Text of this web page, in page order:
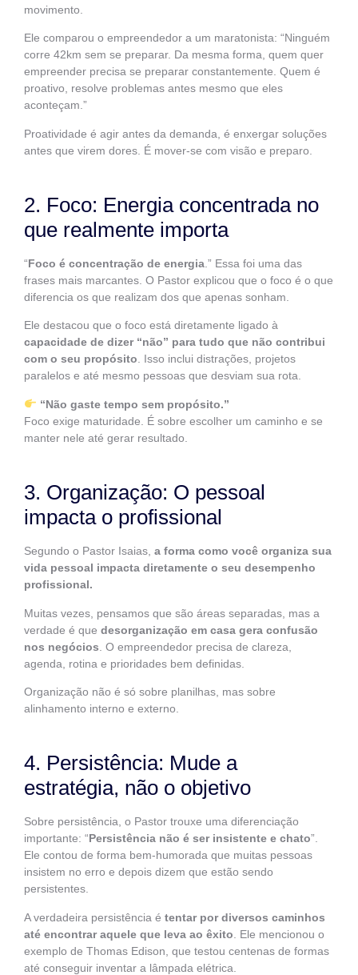
movimento.
Ele comparou o empreendedor a um maratonista: “Ninguém
corre 42km sem se preparar. Da mesma forma, quem quer
empreender precisa se preparar constantemente. Quem é
proativo, resolve problemas antes mesmo que eles
aconteçam.”
Proatividade é agir antes da demanda, é enxergar soluções
antes que virem dores. É mover-se com visão e preparo.
2. Foco: Energia concentrada no
que realmente importa
“Foco é concentração de energia .” Essa foi uma das
frases mais marcantes. O Pastor explicou que o foco é o que
diferencia os que realizam dos que apenas sonham.
Ele destacou que o foco está diretamente ligado à
capacidade de dizer “não” para tudo que não contribui
com o seu propósito. Isso inclui distrações, projetos
paralelos e até mesmo pessoas que desviam sua rota.
“Não gaste tempo sem propósito.”
Foco exige maturidade. É sobre escolher um caminho e se
manter nele até gerar resultado.
3. Organização: O pessoal
impacta o profissional
Segundo o Pastor Isaias, a forma como você organiza sua
vida pessoal impacta diretamente o seu desempenho
profissional.
Muitas vezes, pensamos que são áreas separadas, mas a
verdade é que desorganização em casa gera confusão
nos negócios . O empreendedor precisa de clareza,
agenda, rotina e prioridades bem definidas.
Organização não é só sobre planilhas, mas sobre
alinhamento interno e externo.
4. Persistência: Mude a
estratégia, não o objetivo
Sobre persistência, o Pastor trouxe uma diferenciação
importante: “Persistência não é ser insistente e chato”.
Ele contou de forma bem-humorada que muitas pessoas
insistem no erro e depois dizem que estão sendo
persistentes.
A verdadeira persistência é tentar por diversos caminhos
até encontrar aquele que leva ao êxito . Ele mencionou o
exemplo de Thomas Edison, que testou centenas de formas
até conseguir inventar a lâmpada elétrica.